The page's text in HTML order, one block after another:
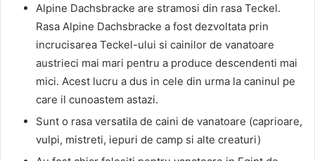
Alpine Dachsbracke are stramosi din rasa Teckel.
Rasa Alpine Dachsbracke a fost dezvoltata prin
incrucisarea Teckel-ului si cainilor de vanatoare
austrieci mai mari pentru a produce descendenti mai
mici. Acest lucru a dus in cele din urma la caninul pe
care il cunoastem astazi.
Sunt o rasa versatila de caini de vanatoare (caprioare,
vulpi, mistreti, iepuri de camp si alte creaturi)